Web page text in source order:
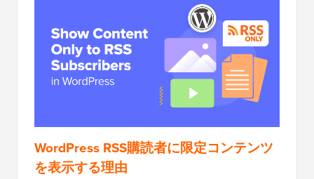
WordPress RSS購読者に限定コンテンツ
を表示する理由